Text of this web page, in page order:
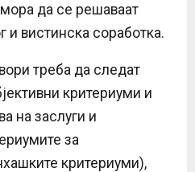
мора да се решаваат
и вистинска соработка.
треба да следат
критериуми и
на заслуги и
за
критериуми),